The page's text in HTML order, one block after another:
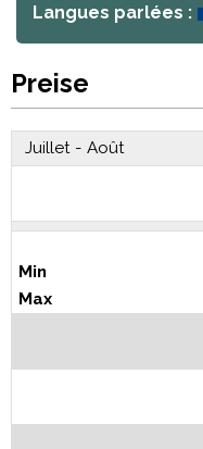
Langues parlées :
Preise
Juillet - Août